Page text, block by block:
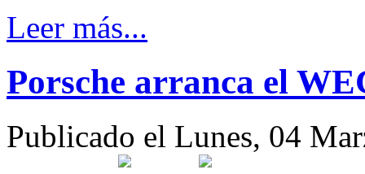
Leer más...
Porsche arranca el
Publicado el Lunes, 04